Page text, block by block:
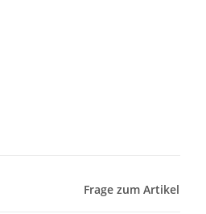
Frage zum Artikel